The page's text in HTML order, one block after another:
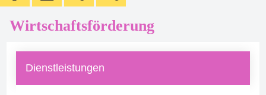
Wirtschaftsförderung
Dienstleistungen